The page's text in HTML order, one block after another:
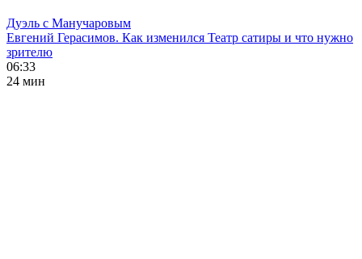
Дуэль с Манучаровым
Евгений Герасимов. Как изменился Театр сатиры и что нужно
зрителю
06:33
24 мин